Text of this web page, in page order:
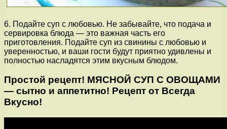
6. Подайте суп с любовью. Не забывайте, что подача и
сервировка блюда — это важная часть его
приготовления. Подайте суп из свинины с любовью и
уверенностью, и ваши гости будут приятно удивлены и
полностью насладятся этим вкусным блюдом.
Простой рецепт! МЯСНОЙ СУП С ОВОЩАМИ
— сытно и аппетитно! Рецепт от Всегда
Вкусно!